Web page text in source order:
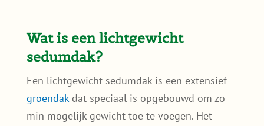
Wat is een lichtgewicht
sedumdak?
Een lichtgewicht sedumdak is een extensief
groendakdat speciaal is opgebouwd om zo
min mogelijk gewicht toe te voegen. Het